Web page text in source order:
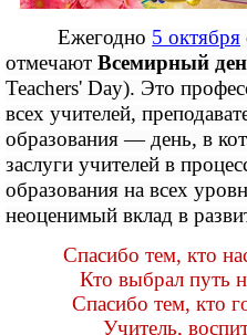
Ежегодно 5 октября
отмечают Всемирный
Teachers' Day). Это
всех учителей,
образования — день, в
заслуги учителей в
образования на всех
неоценимый вклад в
Спасибо тем, кто
Кто выбрал путь
Спасибо тем, кто
Учитель,